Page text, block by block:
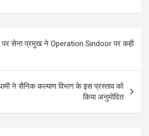
e
पर सेना प्रमुख ने Operation Sindoor पर कही
ने सैनिक कल्याण विभाग के इस प्रस्ताव को
किया अनुमोदित